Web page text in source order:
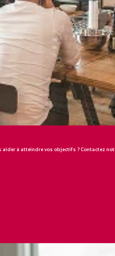
à atteindre vos objectifs ? Contactez